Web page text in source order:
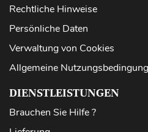
Rechtliche Hinweise
Persönliche Daten
Verwaltung von Cookies
Allgemeine
DIENSTLEISTUNGEN
Brauchen Sie Hilfe ?